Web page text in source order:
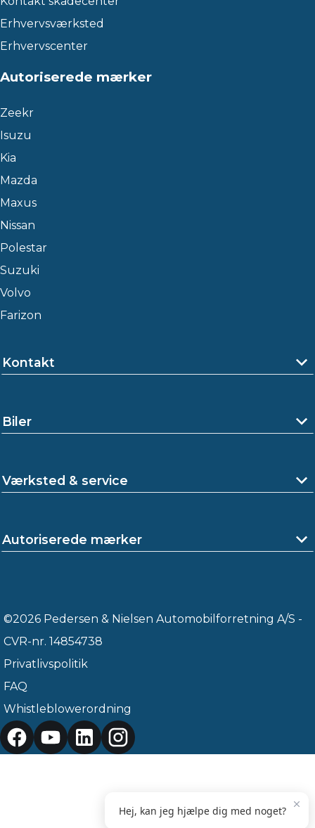
Erhvervsværksted
Erhvervscenter
Autoriserede mærker
Zeekr
Isuzu
Kia
Mazda
Maxus
Nissan
Polestar
Suzuki
Volvo
Farizon
Kontakt
Biler
Værksted & service
Autoriserede mærker
©2026 Pedersen & Nielsen Automobilforretning A/S -
CVR-nr. 14854738
Privatlivspolitik
FAQ
Whistleblowerordning